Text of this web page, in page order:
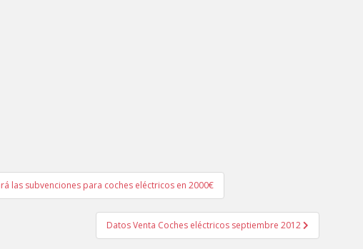
las subvenciones para coches eléctricos en 2000€
Datos Venta Coches eléctricos septiembre 2012